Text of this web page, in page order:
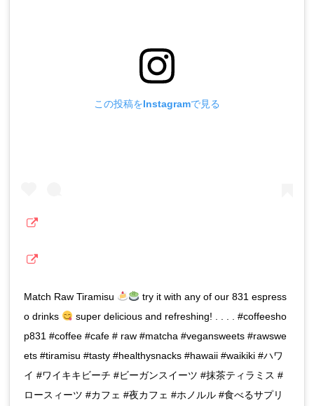
この投稿をInstagramで見る
Match Raw Tiramisu
try it with any of our 831 espress
o drinks
super delicious and refreshing! . . . . #coffeesho
p831 #coffee #cafe # raw #matcha #vegansweets #rawswe
ets #tiramisu #tasty #healthysnacks #hawaii #waikiki #ハワ
イ #ワイキキビーチ #ビーガンスイーツ #抹茶ティラミス #
ロースィーツ #カフェ #夜カフェ #ホノルル #食べるサプリ